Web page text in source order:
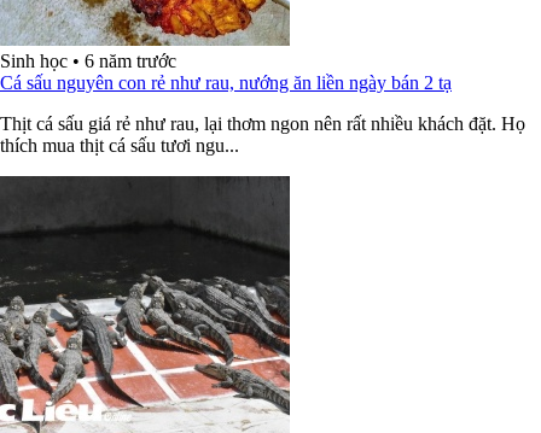
Sinh học • 6 năm trước
Cá sấu nguyên con rẻ như rau, nướng ăn liền ngày bán 2 tạ
Thịt cá sấu giá rẻ như rau, lại thơm ngon nên rất nhiều khách đặt. Họ
thích mua thịt cá sấu tươi ngu...